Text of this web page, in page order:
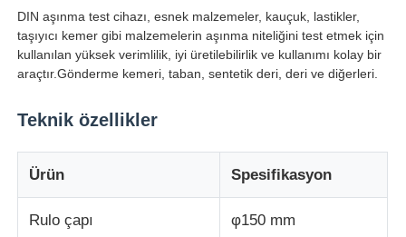
Teklif isteği
Laboratuvar Test Cihazları
Çevresel Test Odası
Evrensel test makinesi
DIN aşınma test cihazı, esnek malzemeler, kauçuk, lastikler,
taşıyıcı kemer gibi malzemelerin aşınma niteliğini test etmek için
kullanılan yüksek verimlilik, iyi üretilebilirlik ve kullanımı kolay bir
araçtır.Gönderme kemeri, taban, sentetik deri, deri ve diğerleri.
Teknik özellikler
Ürün Spesifikasyon
Rulo çapı φ150 mm